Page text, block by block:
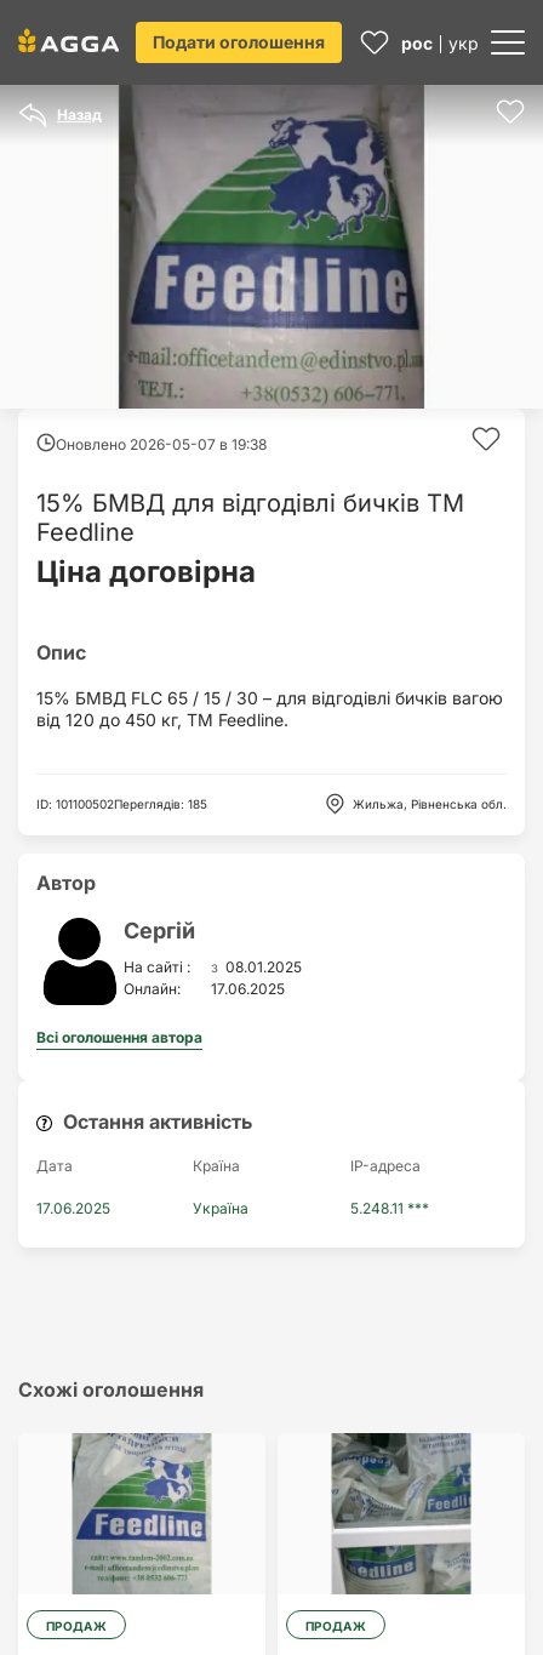
Подати оголошення рос укр
Назад
Оновлено 2026-05-07 в 19:38
15% БМВД для відгодівлі бичків ТМ
Feedline
Ціна договірна
15% БМВД FLC 65 / 15 / 30 – для відгодівлі бичків вагою
від 120 до 450 кг, ТМ Feedline.
ID: 101100502Переглядів: 185 Жильжа, Рівненська обл.
Автор
Сергій
На сайті : з 08.01.2025
Онлайн:
17.06.2025
Всі оголошення автора
Остання активність
Дата Країна IP-адреса
17.06.2025 Україна 5.248.11 ***
Схожі оголошення
ПРОДАЖ ПРОДАЖ